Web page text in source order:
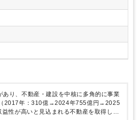
り、不動産・建設を中核に多角的に事業
2017年：310億→2024年755億円→2025
益性が高いと見込まれる不動産を取得し開